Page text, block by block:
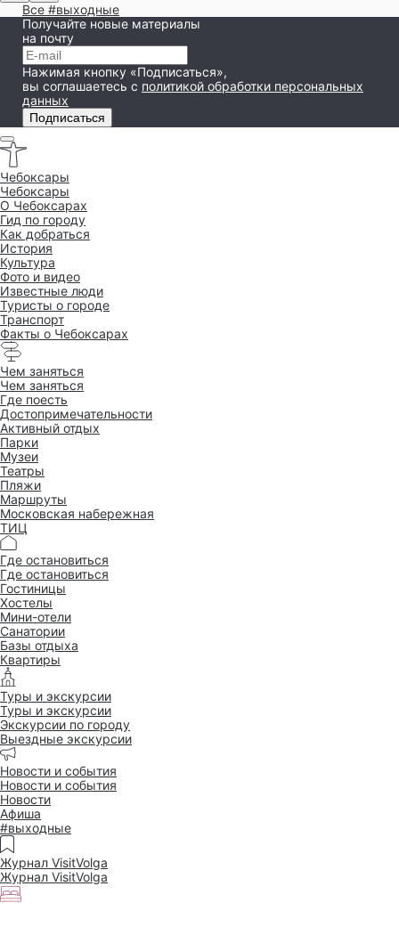
Все #выходные
Получайте новые материалы
на почту
Нажимая кнопку «Подписаться»,
вы соглашаетесь с политикой обработки персональных
данных
Подписаться
Чебоксары
Чебоксары
O Чебоксарах
Гид по городу
Как добраться
История
Культура
Фото и видео
Известные люди
Туристы о городе
Транспорт
Факты о Чебоксарах
Чем заняться
Чем заняться
Где поесть
Достопримеча­тельности
Активный отдых
Парки
Музеи
Театры
Пляжи
Маршруты
Московская набережная
ТИЦ
Где остановиться
Где остановиться
Гостиницы
Хостелы
Мини-отели
Санатории
Базы отдыха
Квартиры
Туры и экскурсии
Туры и экскурсии
Экскурсии по городу
Выездные экскурсии
Новости и события
Новости и события
Новости
Афиша
#выходные
Журнал VisitVolga
Журнал VisitVolga